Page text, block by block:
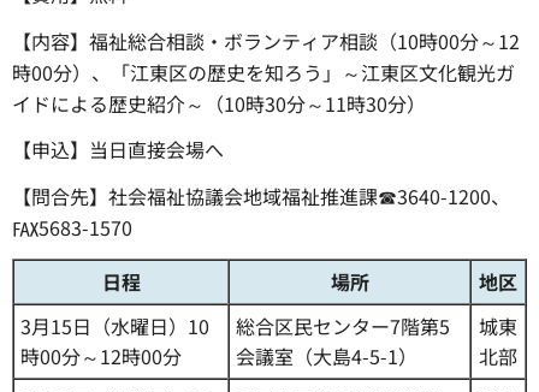
【内容】福祉総合相談・ボランティア相談（10時00分～12
時00分）、「江東区の歴史を知ろう」～江東区文化観光ガ
イドによる歴史紹介～（10時30分～11時30分）
【申込】当日直接会場へ
【問合先】社会福祉協議会地域福祉推進課☎3640-1200、
℻5683-1570
日程
場所
地区
3月15日（水曜日）10
時00分～12時00分
総合区民センター7階第5
会議室（大島4-5-1）
城東
北部